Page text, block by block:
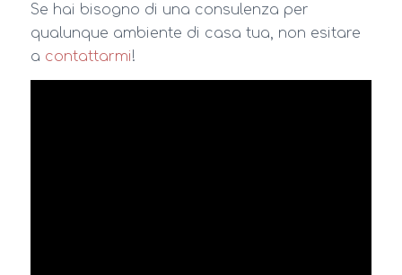
Se hai bisogno di una consulenza per
qualunque ambiente di casa tua, non esitare
a contattarmi!